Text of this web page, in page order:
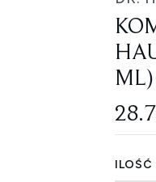
ML)
ILOŚĆ